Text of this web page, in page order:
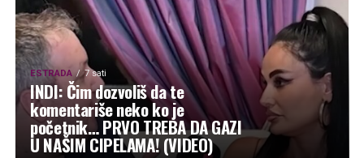
ESTRADA 7 sati
INDI: Čim dozvoliš da te
komentariše neko ko je
početnik… PRVO TREBA DA GAZI
U NAŠIM CIPELAMA! (VIDEO)